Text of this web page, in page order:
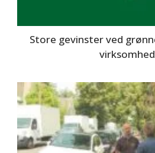
Store gevinster ved